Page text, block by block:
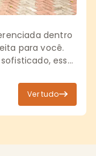
dentro
para você.
essa
transformar
Cada
Ver tudo